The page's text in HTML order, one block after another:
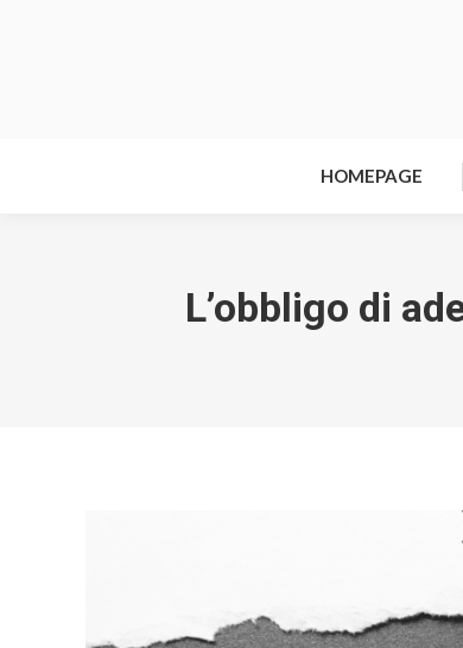
HOMEPAGE
L’obbligo di